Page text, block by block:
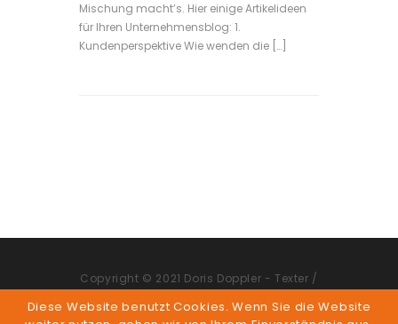
Mischung macht’s. Hier einige Artikelideen
für Ihren Unternehmensblog: 1.
Kundenperspektive Wie wenden die […]
Copyright © 2021 Doris Doppler - Texter /
Rechte vorbehalten.
Diese Website benutzt Cookies. Wenn Sie die Website